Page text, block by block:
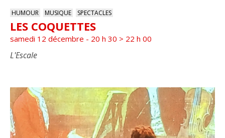
HUMOUR MUSIQUE SPECTACLES
LES COQUETTES
samedi 12 décembre - 20 h 30 > 22 h 00
L'Escale